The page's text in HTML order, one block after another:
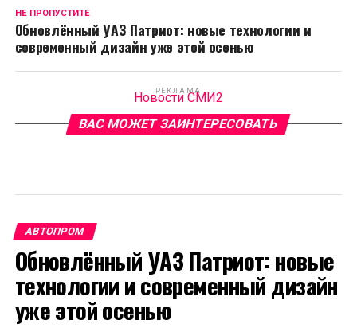
НЕ ПРОПУСТИТЕ
Обновлённый УАЗ Патриот: новые технологии и
современный дизайн уже этой осенью
РЕКЛАМА
Новости СМИ2
ВАС МОЖЕТ ЗАИНТЕРЕСОВАТЬ
АВТОПРОМ
Обновлённый УАЗ Патриот: новые
технологии и современный дизайн
уже этой осенью